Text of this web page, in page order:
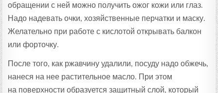
обращении с ней можно получить ожог кожи или глаз.
Надо надевать очки, хозяйственные перчатки и маску.
Желательно при работе с кислотой открывать балкон
или форточку.
После того, как ржавчину удалили, посуду надо обжечь,
нанеся на нее растительное масло. При этом
на поверхности образуется защитный слой, который